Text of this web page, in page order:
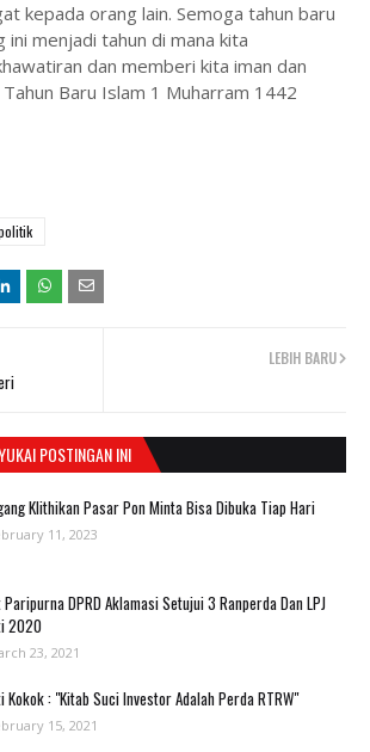
kepada orang lain. Semoga tahun baru
ini menjadi tahun di mana kita
dan memberi kita iman dan
Baru Islam 1 Muharram 1442
LEBIH BARU
POSTINGAN INI
Klithikan Pasar Pon Minta Bisa Dibuka Tiap Hari
11, 2023
Paripurna DPRD Aklamasi Setujui 3 Ranperda Dan LPJ
2020
23, 2021
Kokok : "Kitab Suci Investor Adalah Perda RTRW"
15, 2021